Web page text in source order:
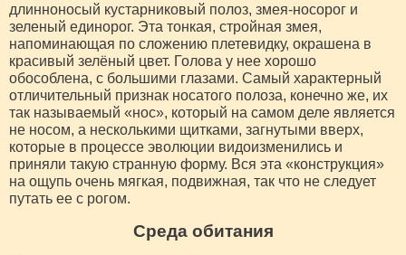
длинноносый кустарниковый полоз, змея-носорог и
зеленый единорог. Эта тонкая, стройная змея,
напоминающая по сложению плетевидку, окрашена в
красивый зелёный цвет. Голова у нее хорошо
обособлена, с большими глазами. Самый характерный
отличительный признак носатого полоза, конечно же, их
так называемый «нос», который на самом деле является
не носом, а несколькими щитками, загнутыми вверх,
которые в процессе эволюции видоизменились и
приняли такую странную форму. Вся эта «конструкция»
на ощупь очень мягкая, подвижная, так что не следует
путать ее с рогом.
Среда обитания